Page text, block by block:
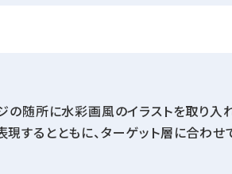
の随所に水彩画風のイラストを取り入
するとともに、ターゲット層に合わ